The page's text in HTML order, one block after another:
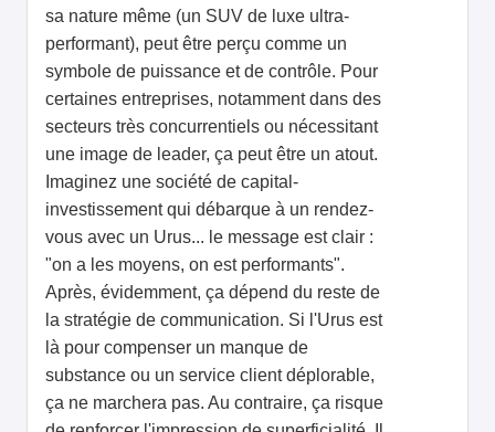
sa nature même (un SUV de luxe ultra-
performant), peut être perçu comme un
symbole de puissance et de contrôle. Pour
certaines entreprises, notamment dans des
secteurs très concurrentiels ou nécessitant
une image de leader, ça peut être un atout.
Imaginez une société de capital-
investissement qui débarque à un rendez-
vous avec un Urus... le message est clair :
"on a les moyens, on est performants".
Après, évidemment, ça dépend du reste de
la stratégie de communication. Si l'Urus est
là pour compenser un manque de
substance ou un service client déplorable,
ça ne marchera pas. Au contraire, ça risque